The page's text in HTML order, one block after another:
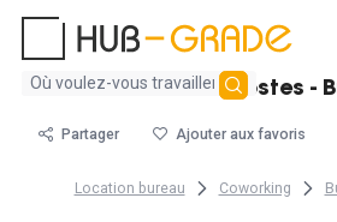
Aucun
trouvé
Bureau fermé de 2 postes -
Partager Ajouter aux favoris
Location bureau Coworking